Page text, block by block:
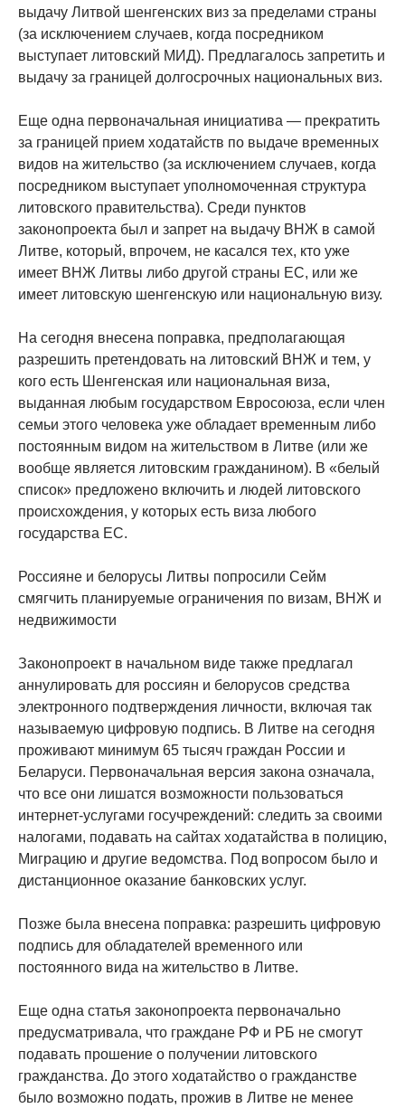
выдачу Литвой шенгенских виз за пределами страны
(за исключением случаев, когда посредником
выступает литовский МИД). Предлагалось запретить и
выдачу за границей долгосрочных национальных виз.
Еще одна первоначальная инициатива — прекратить
за границей прием ходатайств по выдаче временных
видов на жительство (за исключением случаев, когда
посредником выступает уполномоченная структура
литовского правительства). Среди пунктов
законопроекта был и запрет на выдачу ВНЖ в самой
Литве, который, впрочем, не касался тех, кто уже
имеет ВНЖ Литвы либо другой страны ЕС, или же
имеет литовскую шенгенскую или национальную визу.
На сегодня внесена поправка, предполагающая
разрешить претендовать на литовский ВНЖ и тем, у
кого есть Шенгенская или национальная виза,
выданная любым государством Евросоюза, если член
семьи этого человека уже обладает временным либо
постоянным видом на жительством в Литве (или же
вообще является литовским гражданином). В «белый
список» предложено включить и людей литовского
происхождения, у которых есть виза любого
государства ЕС.
Россияне и белорусы Литвы попросили Сейм
смягчить планируемые ограничения по визам, ВНЖ и
недвижимости
Законопроект в начальном виде также предлагал
аннулировать для россиян и белорусов средства
электронного подтверждения личности, включая так
называемую цифровую подпись. В Литве на сегодня
проживают минимум 65 тысяч граждан России и
Беларуси. Первоначальная версия закона означала,
что все они лишатся возможности пользоваться
интернет-услугами госучреждений: следить за своими
налогами, подавать на сайтах ходатайства в полицию,
Миграцию и другие ведомства. Под вопросом было и
дистанционное оказание банковских услуг.
Позже была внесена поправка: разрешить цифровую
подпись для обладателей временного или
постоянного вида на жительство в Литве.
Еще одна статья законопроекта первоначально
предусматривала, что граждане РФ и РБ не смогут
подавать прошение о получении литовского
гражданства. До этого ходатайство о гражданстве
было возможно подать, прожив в Литве не менее